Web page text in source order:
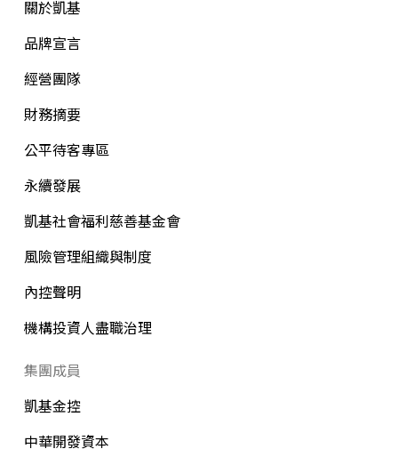
關於凱基
品牌宣言
經營團隊
財務摘要
公平待客專區
永續發展
凱基社會福利慈善基金會
風險管理組織與制度
內控聲明
機構投資人盡職治理
集團成員
凱基金控
中華開發資本